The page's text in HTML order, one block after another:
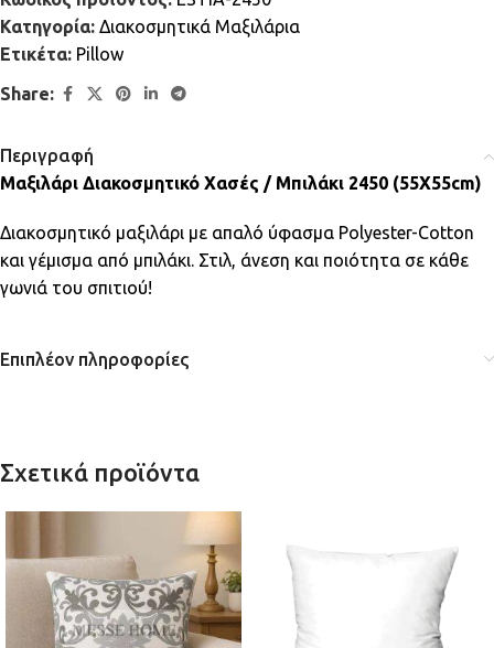
Κατηγορία: Διακοσμητικά Μαξιλάρια
Ετικέτα: Pillow
Share:
Περιγραφή
Μαξιλάρι Διακοσμητικό Χασές / Μπιλάκι 2450 (55Χ55cm)
Διακοσμητικό μαξιλάρι με απαλό ύφασμα Polyester-Cotton
και γέμισμα από μπιλάκι. Στιλ, άνεση και ποιότητα σε κάθε
γωνιά του σπιτιού!
Επιπλέον πληροφορίες
Σχετικά προϊόντα